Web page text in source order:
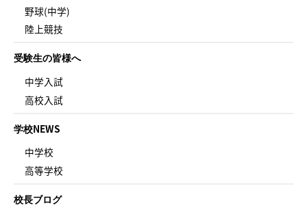
野球(中学)
陸上競技
受験生の皆様へ
中学入試
高校入試
学校NEWS
中学校
高等学校
校長ブログ